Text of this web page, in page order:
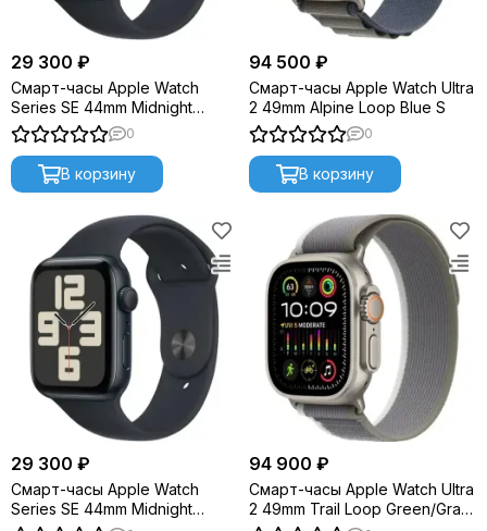
29 300 ₽
Смарт-часы Apple Watch
Series SE 44mm Midnight
Aluminium S/M (2023) MRE73
0
В корзину
94 500 ₽
Смарт-часы Apple Watch Ultra
2 49mm Alpine Loop Blue S
0
В корзину
29 300 ₽
Смарт-часы Apple Watch
Series SE 44mm Midnight
94 900 ₽
Смарт-часы Apple Watch Ultra
2 49mm Trail Loop Green/Gray